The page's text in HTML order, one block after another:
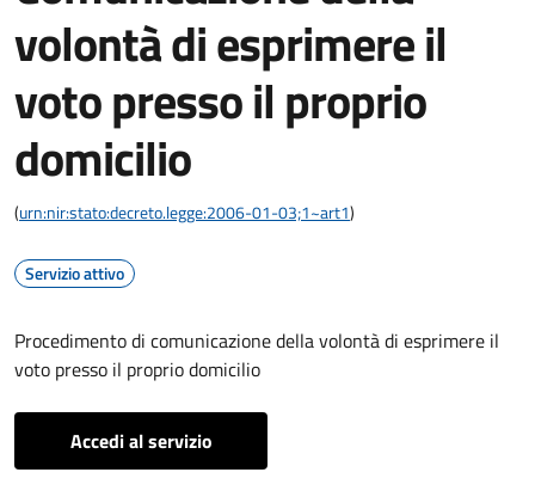
volontà di esprimere il
voto presso il proprio
domicilio
(urn:nir:stato:decreto.legge:2006-01-03;1~art1)
Servizio attivo
Procedimento di comunicazione della volontà di esprimere il
voto presso il proprio domicilio
Accedi al servizio